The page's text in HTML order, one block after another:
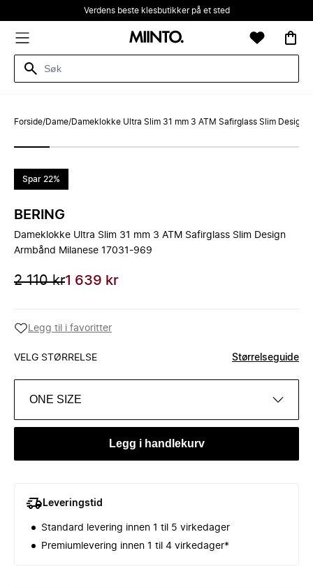
Verdens beste klesbutikker på et sted
Forside/Dame/Dameklokke Ultra Slim 31 mm 3 ATM Safirglass Slim Design
Spar 22%
BERING
Dameklokke Ultra Slim 31 mm 3 ATM Safirglass Slim Design
Armbånd Milanese 17031-969
2 110 kr1 639 kr
Legg til i favoritter
VELG STØRRELSE Størrelseguide
ONE SIZE
Legg i handlekurv
Leveringstid
Standard levering innen 1 til 5 virkedager
Premiumlevering innen 1 til 4 virkedager*